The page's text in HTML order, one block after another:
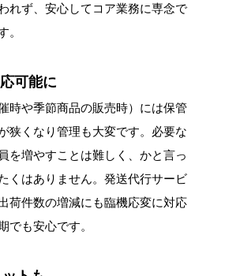
れず、安心してコア業務に専念で
。
可能に
時や季節商品の販売時）には保管
狭くなり管理も大変です。必要な
を増やすことは難しく、かと言っ
くはありません。発送代行サービ
荷件数の増減にも臨機応変に対応
でも安心です。